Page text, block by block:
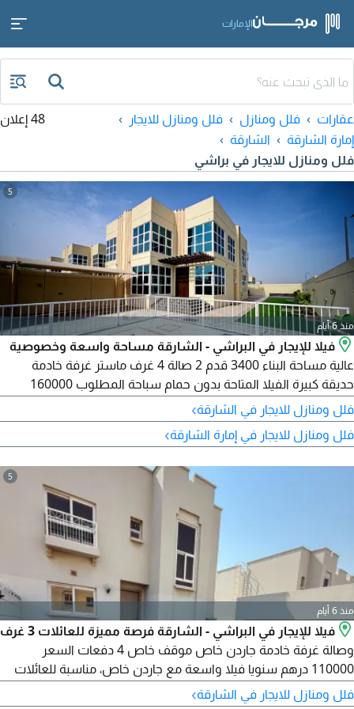
الإمارات
عقارات فلل ومنازل
فلل ومنازل للايجار
إمارة الشارقة
الشارقة
فلل ومنازل للايجار في براشي
48 إعلان
5
منذ 6 أيام
فيلا للإيجار في البراشي - الشارقة مساحة واسعة وخصوصية
عالية مساحة البناء 3400 قدم 2 صالة 4 غرف ماستر غرفة خادمة
حديقة كبيرة الفيلا المتاحة بدون حمام سباحة المطلوب 160000
درهم سنويا الدفع على دفعتين فقط اذا كنت تبحث عن فيلا واسعة
لعائلتك مع 4 غرف ماستر وحديقة كبيرة، هذه فرصة تستحق المعاينة
للتواصل والمعاينة فيلا - للإيجار فلل - الشارقة البراشي
فلل ومنازل للايجار في الشارقة›
فلل ومنازل للايجار في إمارة الشارقة›
5
منذ 6 أيام
فيلا للإيجار في البراشي - الشارقة فرصة مميزة للعائلات 3 غرف
وصالة غرفة خادمة جاردن خاص موقف خاص 4 دفعات السعر
110000 درهم سنويا فيلا واسعة مع جاردن خاص، مناسبة للعائلات
الباحثة عن الراحة والخصوصية في منطقة البراشي. للتواصل والمعاينة
فلل ومنازل للايجار في الشارقة›